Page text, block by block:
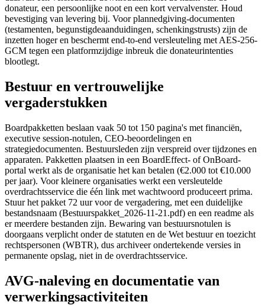
donateur, een persoonlijke noot en een kort vervalvenster. Houd
bevestiging van levering bij. Voor plannedgiving-documenten
(testamenten, begunstigde­aanduidingen, schenkingstrusts) zijn de
inzetten hoger en beschermt end-to-end versleuteling met AES-256-
GCM tegen een platform­zijdige inbreuk die donateur­intenties
blootlegt.
Bestuur en vertrouwelijke
vergaderstukken
Boardpakketten beslaan vaak 50 tot 150 pagina's met financiën,
executive session-notulen, CEO-beoordelingen en
strategiedocumenten. Bestuursleden zijn verspreid over tijdzones en
apparaten. Pakketten plaatsen in een BoardEffect- of OnBoard-
portal werkt als de organisatie het kan betalen (€2.000 tot €10.000
per jaar). Voor kleinere organisaties werkt een versleutelde
overdrachtsservice die één link met wachtwoord produceert prima.
Stuur het pakket 72 uur voor de vergadering, met een duidelijke
bestandsnaam (Bestuurspakket_2026-11-21.pdf) en een readme als
er meerdere bestanden zijn. Bewaring van bestuursnotulen is
doorgaans verplicht onder de statuten en de Wet bestuur en toezicht
rechtspersonen (WBTR), dus archiveer ondertekende versies in
permanente opslag, niet in de overdrachtsservice.
AVG-naleving en documentatie van
verwerkingsactiviteiten